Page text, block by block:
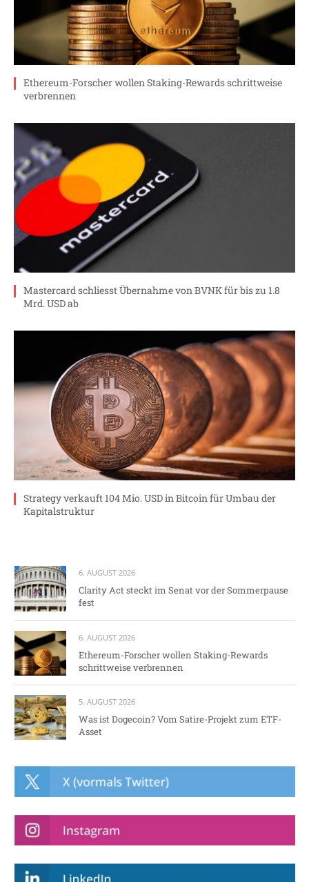
Ethereum-Forscher wollen Staking-Rewards schrittweise
verbrennen
Mastercard schliesst Übernahme von BVNK für bis zu 1.8
Mrd. USD ab
Strategy verkauft 104 Mio. USD in Bitcoin für Umbau der
Kapitalstruktur
6. AUGUST 2026
Clarity Act steckt im Senat vor der Sommerpause
fest
6. AUGUST 2026
Ethereum-Forscher wollen Staking-Rewards
schrittweise verbrennen
5. AUGUST 2026
Was ist Dogecoin? Vom Satire-Projekt zum ETF-
Asset